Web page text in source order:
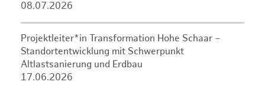
08.07.2026
Projektleiter*in Transformation Hohe Schaar –
Standortentwicklung mit Schwerpunkt
Altlastsanierung und Erdbau
17.06.2026